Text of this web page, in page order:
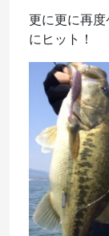
更に更に再
にヒット！